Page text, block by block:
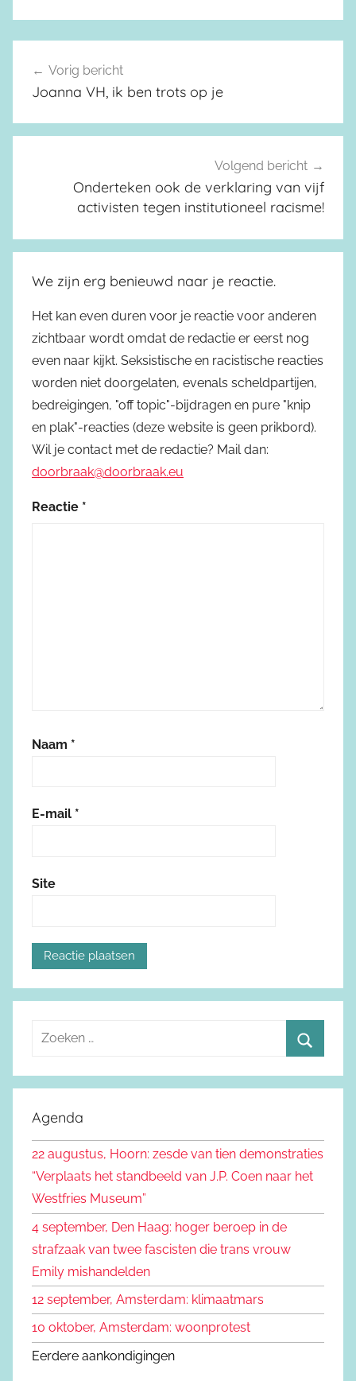
Berichtnavigatie
Vorig bericht
Joanna VH, ik ben trots op je
Volgend bericht
Onderteken ook de verklaring van vijf
activisten tegen institutioneel racisme!
We zijn erg benieuwd naar je reactie.
Het kan even duren voor je reactie voor anderen
zichtbaar wordt omdat de redactie er eerst nog
even naar kijkt. Seksistische en racistische reacties
worden niet doorgelaten, evenals scheldpartijen,
bedreigingen, "off topic"-bijdragen en pure "knip
en plak"-reacties (deze website is geen prikbord).
Wil je contact met de redactie? Mail dan:
doorbraak@doorbraak.eu
Reactie *
Naam *
E-mail *
Site
e
e
n
r
:
o
e
n
Agenda
22 augustus, Hoorn: zesde van tien demonstraties
“Verplaats het standbeeld van J.P. Coen naar het
Westfries Museum”
4 september, Den Haag: hoger beroep in de
strafzaak van twee fascisten die trans vrouw
Emily mishandelden
12 september, Amsterdam: klimaatmars
10 oktober, Amsterdam: woonprotest
Eerdere aankondigingen